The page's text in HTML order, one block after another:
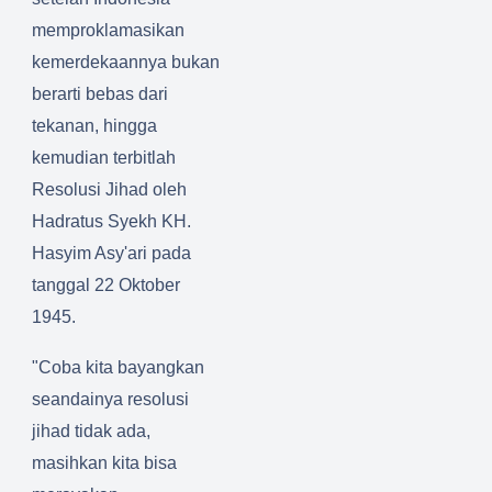
um
Layana
n BK
Dorong
Sinergit
as dan
Pengua
Peremp
uan
Kristen
Sambas
am:
Kemen
ag
Sambas
n Yatim
dan
Difabel
memproklamasikan
kemerdekaannya bukan
berarti bebas dari
tekanan, hingga
kemudian terbitlah
Resolusi Jihad oleh
Hadratus Syekh KH.
Hasyim Asy'ari pada
tanggal 22 Oktober
1945.
"Coba kita bayangkan
seandainya resolusi
jihad tidak ada,
masihkan kita bisa